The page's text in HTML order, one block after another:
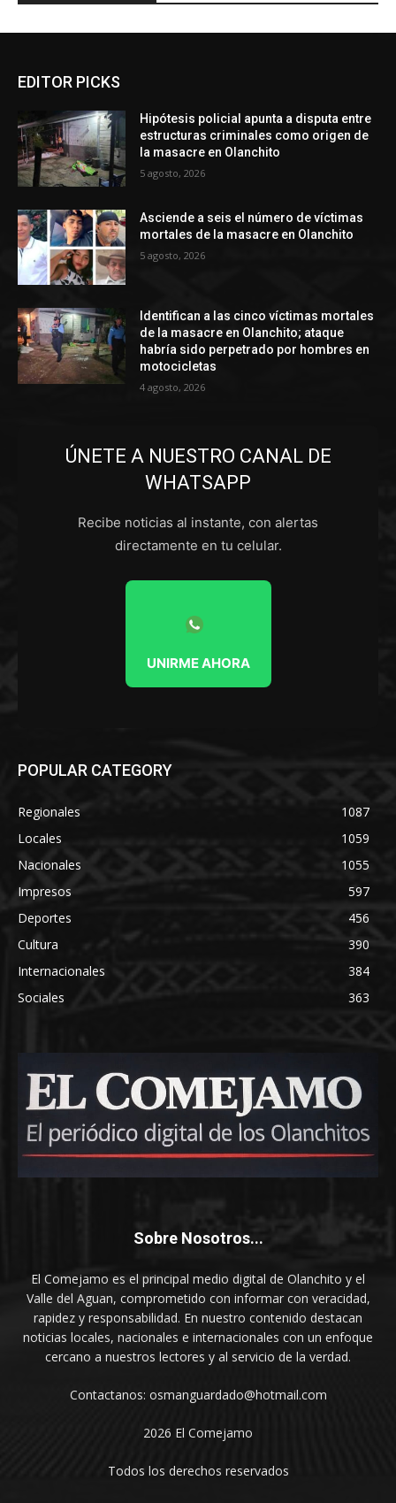
EDITOR PICKS
Hipótesis policial apunta a disputa entre
estructuras criminales como origen de
la masacre en Olanchito
5 agosto, 2026
Asciende a seis el número de víctimas
mortales de la masacre en Olanchito
5 agosto, 2026
Identifican a las cinco víctimas mortales
de la masacre en Olanchito; ataque
habría sido perpetrado por hombres en
motocicletas
4 agosto, 2026
ÚNETE A NUESTRO CANAL DE
WHATSAPP
Recibe noticias al instante, con alertas
directamente en tu celular.
UNIRME AHORA
POPULAR CATEGORY
Regionales
1087
Locales
1059
Nacionales
1055
Impresos
597
Deportes
456
Cultura
390
Internacionales
384
Sociales
363
Sobre Nosotros...
El Comejamo es el principal medio digital de Olanchito y el
Valle del Aguan, comprometido con informar con veracidad,
rapidez y responsabilidad. En nuestro contenido destacan
noticias locales, nacionales e internacionales con un enfoque
cercano a nuestros lectores y al servicio de la verdad.
Contactanos: osmanguardado@hotmail.com
2026 El Comejamo
Todos los derechos reservados